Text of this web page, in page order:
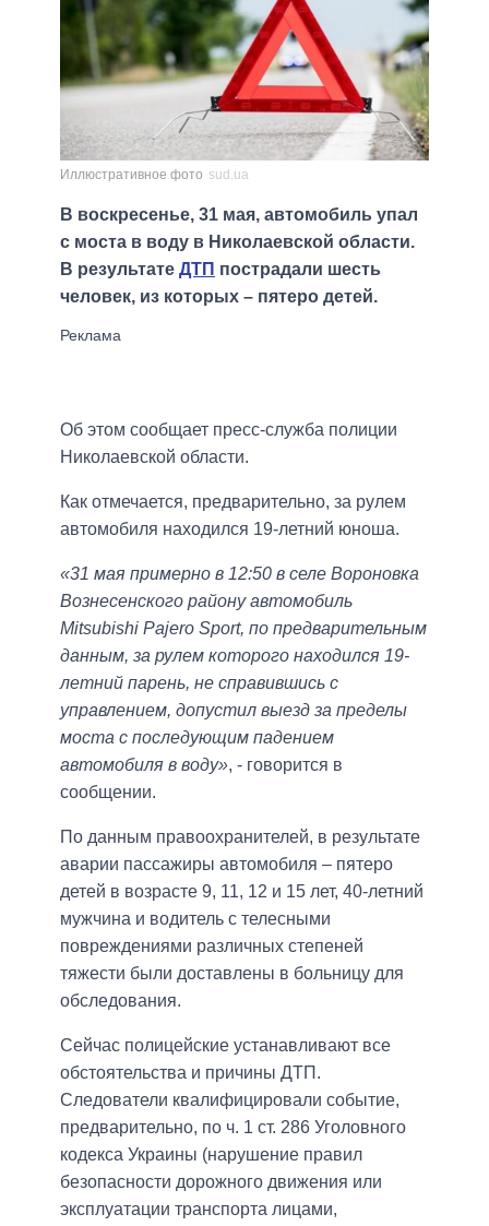
Иллюстративное фото sud.ua
В воскресенье, 31 мая, автомобиль упал
с моста в воду в Николаевской области.
В результате ДТП пострадали шесть
человек, из которых – пятеро детей.
Об этом сообщает пресс-служба полиции
Николаевской области.
Как отмечается, предварительно, за рулем
автомобиля находился 19-летний юноша.
«31 мая примерно в 12:50 в селе Вороновка
Вознесенского району автомобиль
Mitsubishi Pajero Sport, по предварительным
данным, за рулем которого находился 19-
летний парень, не справившись с
управлением, допустил выезд за пределы
моста с последующим падением
автомобиля в воду», - говорится в
сообщении.
По данным правоохранителей, в результате
аварии пассажиры автомобиля – пятеро
детей в возрасте 9, 11, 12 и 15 лет, 40-летний
мужчина и водитель с телесными
повреждениями различных степеней
тяжести были доставлены в больницу для
обследования.
Сейчас полицейские устанавливают все
обстоятельства и причины ДТП.
Следователи квалифицировали событие,
предварительно, по ч. 1 ст. 286 Уголовного
кодекса Украины (нарушение правил
безопасности дорожного движения или
эксплуатации транспорта лицами,